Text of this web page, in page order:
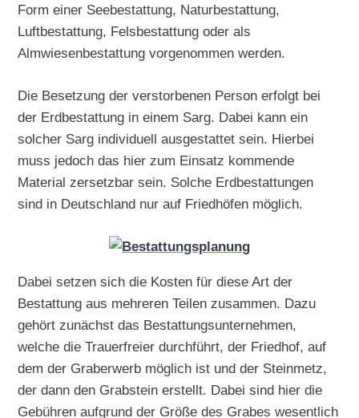
Form einer Seebestattung, Naturbestattung,
Luftbestattung, Felsbestattung oder als
Almwiesenbestattung vorgenommen werden.
Die Besetzung der verstorbenen Person erfolgt bei
der Erdbestattung in einem Sarg. Dabei kann ein
solcher Sarg individuell ausgestattet sein. Hierbei
muss jedoch das hier zum Einsatz kommende
Material zersetzbar sein. Solche Erdbestattungen
sind in Deutschland nur auf Friedhöfen möglich.
Dabei setzen sich die Kosten für diese Art der
Bestattung aus mehreren Teilen zusammen. Dazu
gehört zunächst das Bestattungsunternehmen,
welche die Trauerfreier durchführt, der Friedhof, auf
dem der Graberwerb möglich ist und der Steinmetz,
der dann den Grabstein erstellt. Dabei sind hier die
Gebühren aufgrund der Größe des Grabes wesentlich